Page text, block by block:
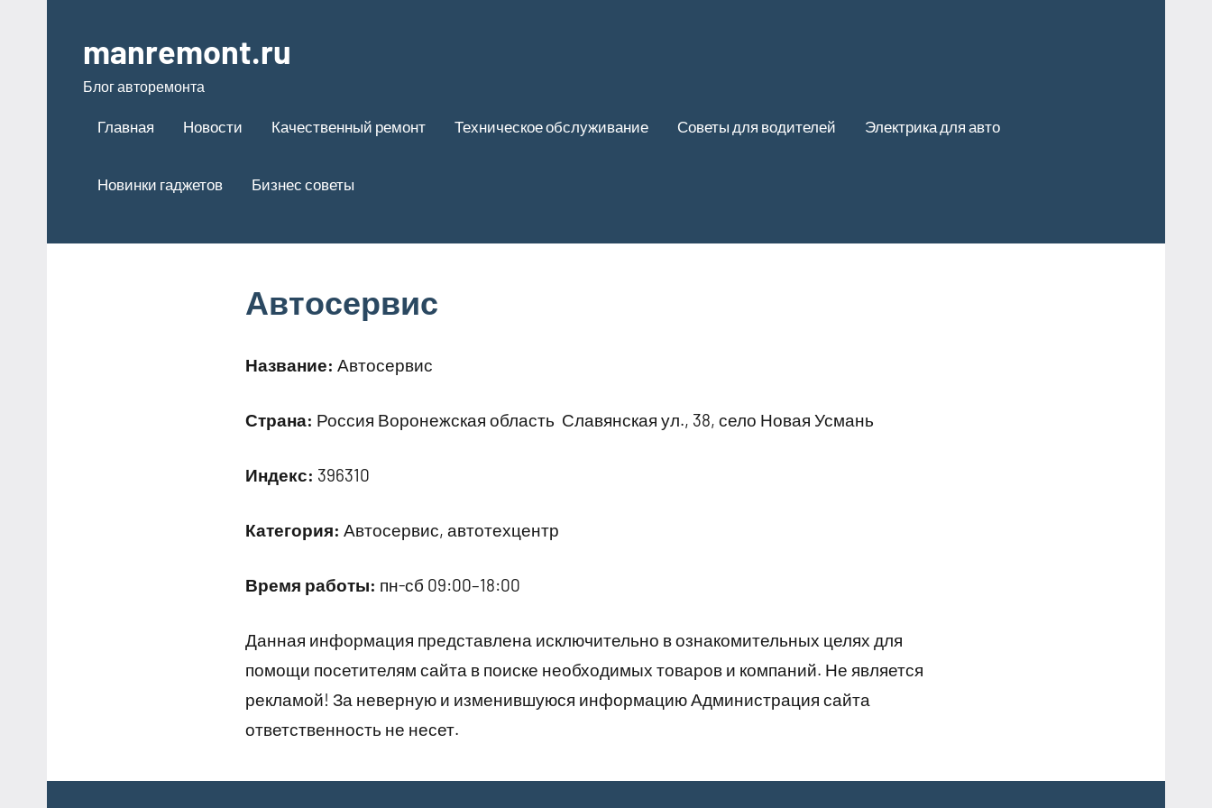
содержимому
manremont.ru
Блог авторемонта
Главная Новости Качественный ремонт Техническое обслуживание Советы для водителей Электрика для авто
Новинки гаджетов Бизнес советы
Автосервис
Название: Автосервис
Страна: Россия Воронежская область Славянская ул., 38, село Новая Усмань
Индекс: 396310
Категория: Автосервис, автотехцентр
Время работы: пн-сб 09:00–18:00
Данная информация представлена исключительно в ознакомительных целях для
помощи посетителям сайта в поиске необходимых товаров и компаний. Не является
рекламой! За неверную и изменившуюся информацию Администрация сайта
ответственность не несет.